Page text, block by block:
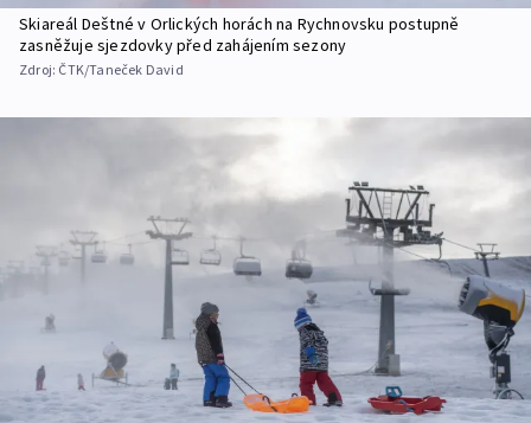
Skiareál Deštné v Orlických horách na Rychnovsku postupně
zasněžuje sjezdovky před zahájením sezony
Zdroj: ČTK/Taneček David